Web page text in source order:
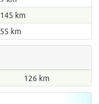
145 km
55 km
126 km